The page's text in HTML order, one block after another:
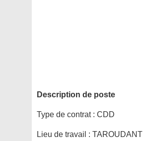
Description de poste
Type de contrat : CDD
Lieu de travail : TAROUDANT